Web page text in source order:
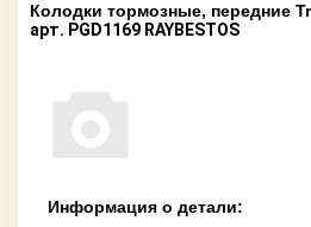
Колодки тормозные, передние
арт. PGD1169 RAYBESTOS
Информация о детали: